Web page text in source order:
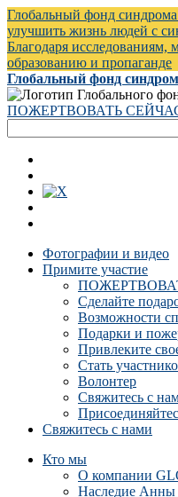
Глобальный фонд синдрома
улучшить жизнь людей с
Благодаря
образованию и пропаганде
Глобальный фонд
ПОЖЕРТВОВАТЬ
Фотографии и видео
Примите участие
Сделайте
Возможности
Подарки и
Привлеките
Стать
Волонтер
Свяжитесь с
Свяжитесь с нами
Кто мы
О компании
Наследие